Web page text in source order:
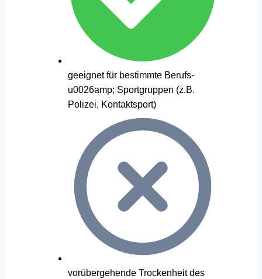
geeignet für bestimmte Berufs-
u0026amp; Sportgruppen (z.B.
Polizei, Kontaktsport)
vorübergehende Trockenheit des